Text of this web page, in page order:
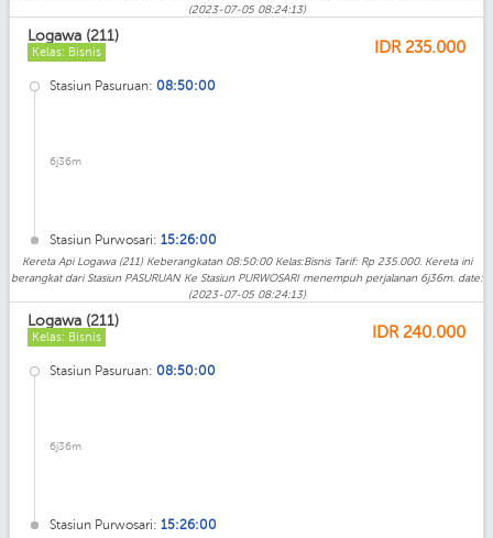
(2023-07-05 08:24:13)
Logawa (211)
Kelas: Bisnis IDR 235.000
Stasiun Pasuruan: 08:50:00
6j36m
Stasiun Purwosari: 15:26:00
Kereta Api Logawa (211) Keberangkatan 08:50:00 Kelas:Bisnis Tarif: Rp 235.000. Kereta ini
berangkat dari Stasiun PASURUAN Ke Stasiun PURWOSARI menempuh perjalanan 6j36m. date:
(2023-07-05 08:24:13)
Logawa (211)
Kelas: Bisnis IDR 240.000
Stasiun Pasuruan: 08:50:00
6j36m
Stasiun Purwosari: 15:26:00